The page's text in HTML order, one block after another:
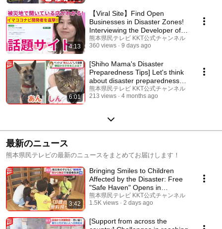
4:13
【Viral Site】Find Open
Businesses in Disaster Zones!
Interviewing the Developer of
the Site Where ...
熊本県民テレビ KKT公式チャンネル
360 views
9 days ago
6:01
[Shiho Mama's Disaster
Preparedness Tips] Let's think
about disaster preparedness
with pets! What...
熊本県民テレビ KKT公式チャンネル
213 views
4 months ago
最新のニュース
熊本県民テレビの最新のニュースをまとめてお届けします！
3:42
Bringing Smiles to Children
Affected by the Disaster: Free
"Safe Haven" Opens in
Yatsushiro to Pr...
熊本県民テレビ KKT公式チャンネル
1.5K views
2 days ago
[Support from across the